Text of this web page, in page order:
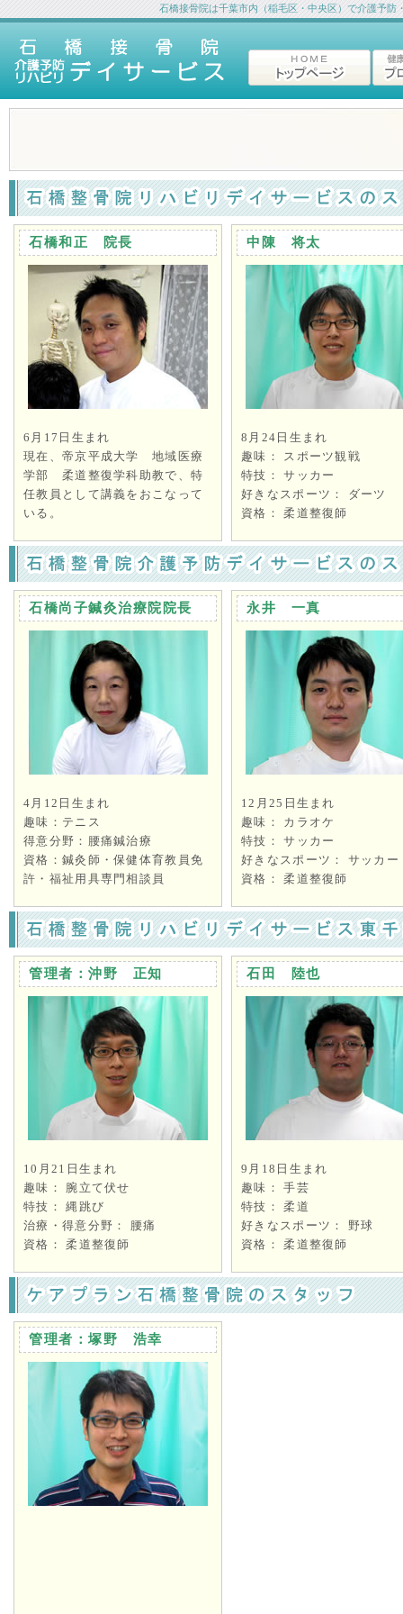
石橋接骨院は千葉市内（稲毛区・中央区）で介護予
石橋和正 院長
6月17日生まれ
現在、帝京平成大学 地域医療
学部 柔道整復学科助教で、特
任教員として講義をおこなって
いる。
中陳 将太
8月24日生まれ
趣味： スポーツ観戦
特技： サッカー
好きなスポーツ： ダーツ
資格： 柔道整復師
石橋尚子鍼灸治療院院長
4月12日生まれ
趣味：テニス
得意分野：腰痛鍼治療
資格：鍼灸師・保健体育教員免
許・福祉用具専門相談員
永井 一真
12月25日生まれ
趣味： カラオケ
特技： サッカー
好きなスポーツ： サッカー
資格： 柔道整復師
管理者：沖野 正知
10月21日生まれ
趣味： 腕立て伏せ
特技： 縄跳び
治療・得意分野： 腰痛
資格： 柔道整復師
石田 陸也
9月18日生まれ
趣味： 手芸
特技： 柔道
好きなスポーツ： 野球
資格： 柔道整復師
管理者：塚野 浩幸